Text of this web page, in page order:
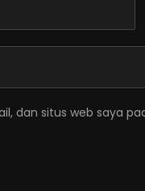
dan situs web saya